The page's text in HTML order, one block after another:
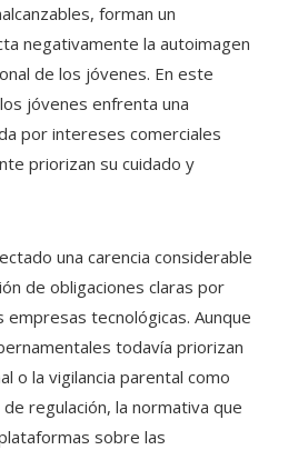
forman un
negativamente la autoimagen
de los jóvenes. En este
jóvenes enfrenta una
por intereses comerciales
priorizan su cuidado y
una carencia considerable
de obligaciones claras por
tecnológicas. Aunque
todavía priorizan
o la vigilancia parental como
regulación, la normativa que
sobre las